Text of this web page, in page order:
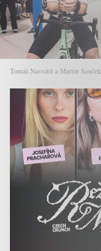
Tomáš Navrátil a Martin Souček